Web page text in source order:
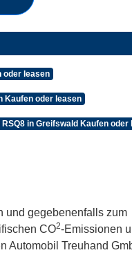
oder leasen
Kaufen oder leasen
RSQ8 in Greifswald Kaufen oder
und gegebenenfalls zum
CO2-Emissionen
Automobil Treuhand